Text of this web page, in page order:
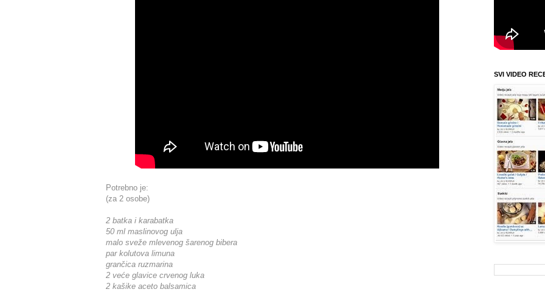
Potrebno je:
(za 2 osobe)
2 batka i karabatka
50 ml maslinovog ulja
malo sveže mlevenog šarenog bibera
par kolutova limuna
grančica ruzmarina
2 veće glavice crvenog luka
2 kašike aceto balsamica
SVI VIDEO